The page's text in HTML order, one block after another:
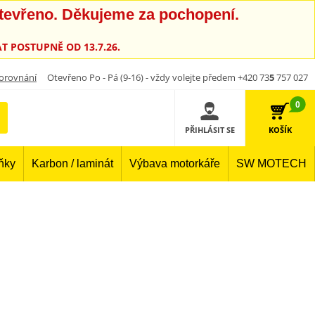
Děkujeme za pochopení.
POSTUPNĚ OD 13.7.26.
Otevřeno Po - Pá (9-16) - vždy volejte předem +420 735757 027
PŘIHLÁSIT SE
0
KOŠÍK
Karbon / laminát Výbava motorkáře SW MOTECH